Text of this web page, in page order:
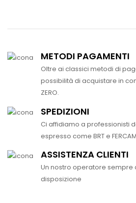
METODI PAGAMENTI
Oltre ai classici metodi di
possibilità di acquistare in
ZERO.
SPEDIZIONI
Ci affidiamo a professionisti
espresso come BRT e FERCAM
ASSISTENZA CLIENTI
Un nostro operatore sempre
disposizione